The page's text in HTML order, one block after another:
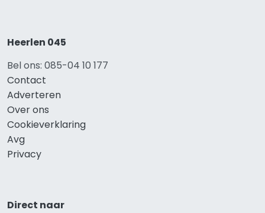
Heerlen 045
Bel ons: 085-04 10 177
Contact
Adverteren
Over ons
Cookieverklaring
Avg
Privacy
Direct naar